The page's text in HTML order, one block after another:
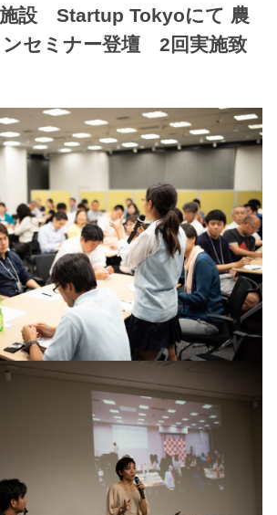
施設 Startup Tokyoにて 農
セミナー登壇 2回実施致